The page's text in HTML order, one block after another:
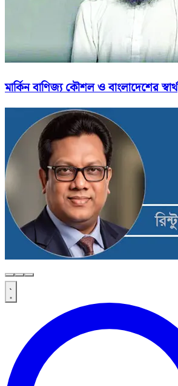
মার্কিন বাণিজ্য কৌশল ও বাংলাদেশের স্বার্থ